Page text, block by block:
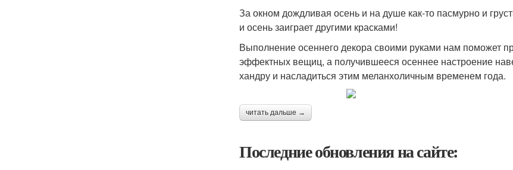
За окном дождливая осень и на душе как-то пасмурно и
и осень заиграет другими красками!
Выполнение осеннего декора своими руками нам поможет
эффектных вещиц, а получившееся осеннее настроение
хандру и насладиться этим меланхоличным временем года.
читать дальше →
Последние обновления на сайте: